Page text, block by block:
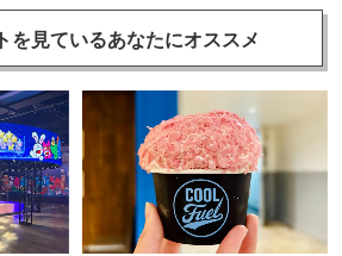
を見ているあなたにオススメ